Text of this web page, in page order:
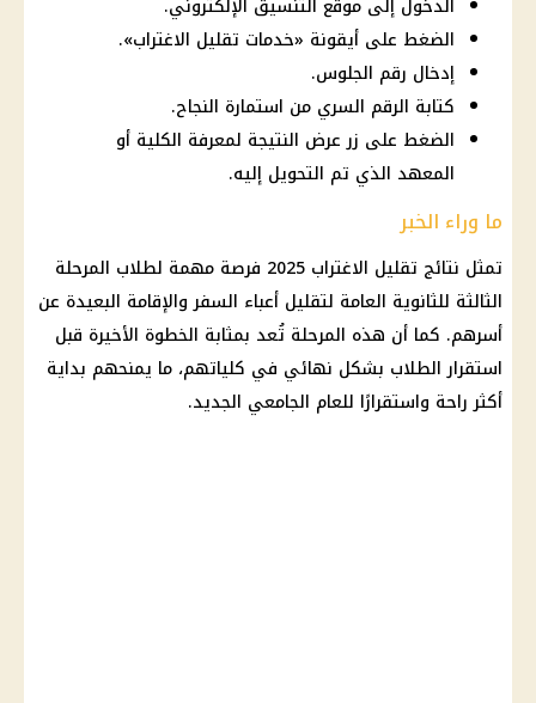
الضغط على أيقونة «خدمات تقليل الاغتراب».
إدخال رقم الجلوس.
كتابة الرقم السري من استمارة النجاح.
الضغط على زر عرض النتيجة لمعرفة الكلية أو
المعهد الذي تم التحويل إليه.
ما وراء الخبر
تمثل نتائج تقليل الاغتراب 2025
فرصة مهمة لطلاب المرحلة
الثالثة للثانوية العامة لتقليل أعباء السفر والإقامة البعيدة عن
أسرهم. كما أن هذه المرحلة تُعد بمثابة الخطوة الأخيرة قبل
استقرارالطلاب بشكل نهائي في كلياتهم، ما يمنحهم بداية
أكثر راحة واستقرارًا للعام الجامعي الجديد.